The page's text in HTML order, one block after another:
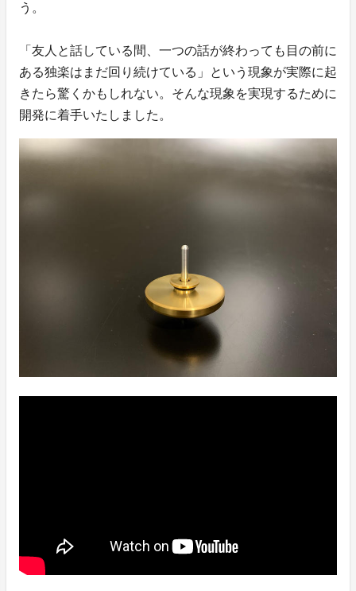
う。
「友人と話している間、一つの話が終わっても目の前に
ある独楽はまだ回り続けている」という現象が実際に起
きたら驚くかもしれない。そんな現象を実現するために
開発に着手いたしました。